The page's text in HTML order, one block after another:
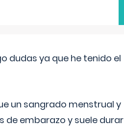
dudas ya que he tenido el
un sangrado menstrual y
de embarazo y suele durar